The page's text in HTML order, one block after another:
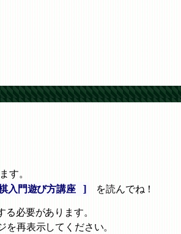
す。
入門遊び方講座 ]
を読んでね！
必要があります。
再表示してください。